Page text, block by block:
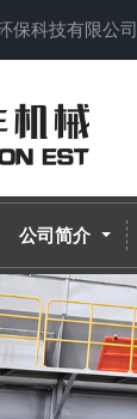
保科技有限公司
公司简介